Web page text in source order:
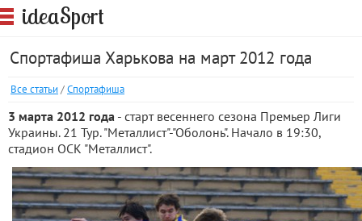
ideaSport
Спортафиша Харькова на март 2012 года
Все статьи /Спортафиша
3 марта 2012 года - старт весеннего сезона Премьер Лиги
Украины. 21 Тур. "Металлист"-"Оболонь". Начало в 19:30,
стадион ОСК "Металлист".